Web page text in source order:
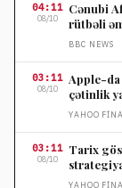
04:11
08/10
Cənubi
rütbəli
BBC NEWS
03:11
08/10
Apple-da
çətinlik
YAHOO
03:11
08/10
Tarix
YAHOO